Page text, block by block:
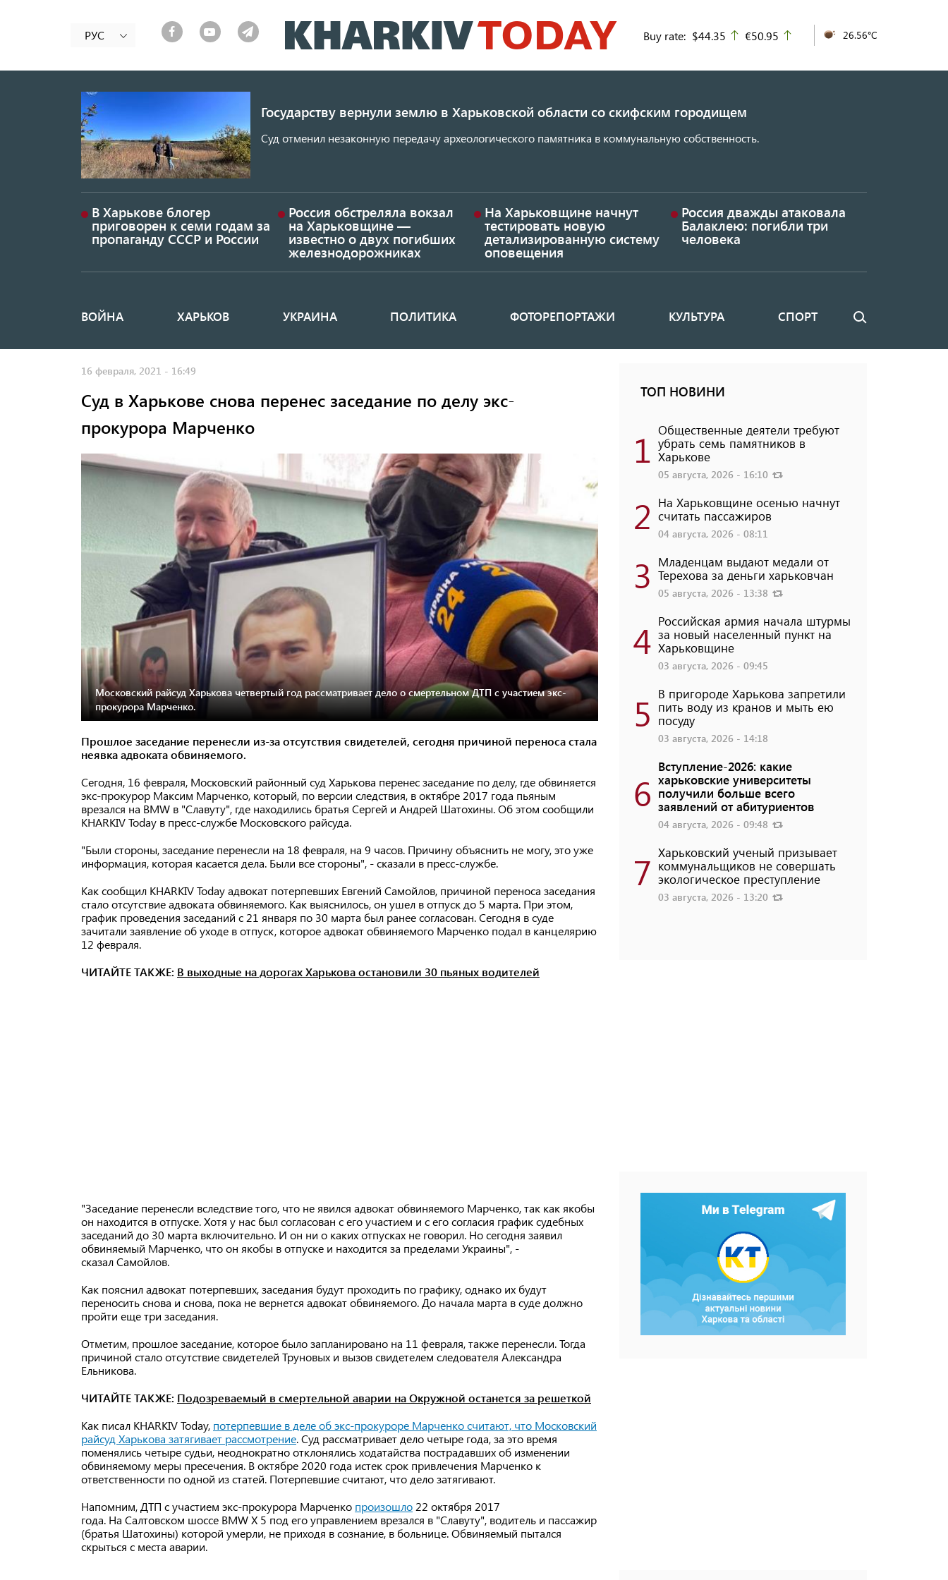
к
основному
РУС Buy rate: $44.35 up
€50.95 26.56°C
Государству вернули землю в Харьковской области со скифским городищем
Суд отменил незаконную передачу археологического памятника в коммунальную собственность.
В Харькове блогер
приговорен к семи годам за
пропаганду СССР и России
Россия обстреляла вокзал
на Харьковщине —
известно о двух погибших
железнодорожниках
На Харьковщине начнут
тестировать новую
детализированную систему
оповещения
Россия дважды атаковала
Балаклею: погибли три
человека
Основная
ВОЙНА ХАРЬКОВ УКРАИНА ПОЛИТИКА ФОТОРЕПОРТАЖИ КУЛЬТУРА СПОРТ Поиск
16 февраля, 2021 - 16:49
Суд в Харькове снова перенес заседание по делу экс-
прокурора Марченко
Фото: Объектив
Московский райсуд Харькова четвертый год рассматривает дело о смертельном ДТП с участием экс-
прокурора Марченко.
Прошлое заседание перенесли из-за отсутствия свидетелей, сегодня причиной переноса стала
неявка адвоката обвиняемого.
Сегодня, 16 февраля, Московский районный суд Харькова перенес заседание по делу, где обвиняется
экс-прокурор Максим Марченко, который, по версии следствия, в октябре 2017 года пьяным
врезался на BMW в "Славуту", где находились братья Сергей и Андрей Шатохины. Об этом сообщили
KHARKIV Today в пресс-службе Московского райсуда.
"Были стороны, заседание перенесли на 18 февраля, на 9 часов. Причину объяснить не могу, это уже
информация, которая касается дела. Были все стороны", - сказали в пресс-службе.
Как сообщил KHARKIV Today адвокат потерпевших Евгений Самойлов, причиной переноса заседания
стало отсутствие адвоката обвиняемого. Как выяснилось, он ушел в отпуск до 5 марта. При этом,
график проведения заседаний с 21 января по 30 марта был ранее согласован. Сегодня в суде
зачитали заявление об уходе в отпуск, которое адвокат обвиняемого Марченко подал в канцелярию
12 февраля.
ЧИТАЙТЕ ТАКЖЕ: В выходные на дорогах Харькова остановили 30 пьяных водителей
"Заседание перенесли вследствие того, что не явился адвокат обвиняемого Марченко, так как якобы
он находится в отпуске. Хотя у нас был согласован с его участием и с его согласия график судебных
заседаний до 30 марта включительно. И он ни о каких отпусках не говорил. Но сегодня заявил
обвиняемый Марченко, что он якобы в отпуске и находится за пределами Украины", -
сказал Самойлов.
Как пояснил адвокат потерпевших, заседания будут проходить по графику, однако их будут
переносить снова и снова, пока не вернется адвокат обвиняемого. До начала марта в суде должно
пройти еще три заседания.
Отметим, прошлое заседание, которое было запланировано на 11 февраля, также перенесли. Тогда
причиной стало отсутствие свидетелей Труновых и вызов свидетелем следователя Александра
Ельникова.
ЧИТАЙТЕ ТАКЖЕ: Подозреваемый в смертельной аварии на Окружной останется за решеткой
Как писал KHARKIV Today, потерпевшие в деле об экс-прокуроре Марченко считают, что Московский
райсуд Харькова затягивает рассмотрение. Суд рассматривает дело четыре года, за это время
поменялись четыре судьи, неоднократно отклонялись ходатайства пострадавших об изменении
обвиняемому меры пресечения. В октябре 2020 года истек срок привлечения Марченко к
ответственности по одной из статей. Потерпевшие считают, что дело затягивают.
Напомним, ДТП с участием экс-прокурора Марченко произошло 22 октября 2017
года. На Салтовском шоссе BMW X 5 под его управлением врезался в "Славуту", водитель и пассажир
(братья Шатохины) которой умерли, не приходя в сознание, в больнице. Обвиняемый пытался
скрыться с места аварии.
ТОП НОВИНИ
1 Общественные деятели требуют
убрать семь памятников в
Харькове
05 августа, 2026 - 16:10
2 На Харьковщине осенью начнут
считать пассажиров
04 августа, 2026 - 08:11
3 Младенцам выдают медали от
Терехова за деньги харьковчан
05 августа, 2026 - 13:38
4 Российская армия начала штурмы
за новый населенный пункт на
Харьковщине
03 августа, 2026 - 09:45
5 В пригороде Харькова запретили
пить воду из кранов и мыть ею
посуду
03 августа, 2026 - 14:18
6
Вступление-2026: какие
харьковские университеты
получили больше всего
заявлений от абитуриентов
04 августа, 2026 - 09:48
7 Харьковский ученый призывает
коммунальщиков не совершать
экологическое преступление
03 августа, 2026 - 13:20